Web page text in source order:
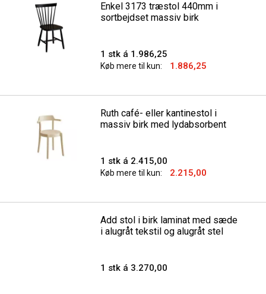
Enkel 3173 træstol 440mm i
sortbejdset massiv birk
1 stk á 1.986,25
Køb mere til kun: 1.886,25
Ruth café- eller kantinestol i
massiv birk med lydabsorbent
1 stk á 2.415,00
Køb mere til kun: 2.215,00
Add stol i birk laminat med sæde
i alugråt tekstil og alugråt stel
1 stk á 3.270,00